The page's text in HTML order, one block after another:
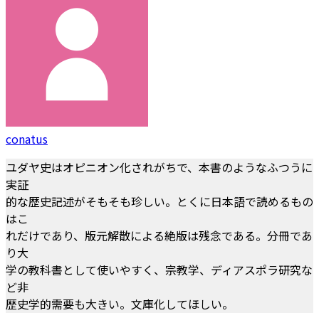
conatus
ユダヤ史はオピニオン化されがちで、本書のようなふつうに
実証
的な歴史記述がそもそも珍しい。とくに日本語で読めるもの
はこ
れだけであり、版元解散による絶版は残念である。分冊であ
り大
学の教科書として使いやすく、宗教学、ディアスポラ研究な
ど非
歴史学的需要も大きい。文庫化してほしい。